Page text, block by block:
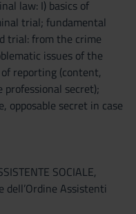
law: I) basics of
trial; fundamental
trial: from the crime
issues of the
reporting (content,
secret);
opposable secret in case
SOCIALE,
dell’Ordine Assistenti